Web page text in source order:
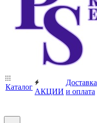
Каталог
АКЦИИ
Доставка
и оплата